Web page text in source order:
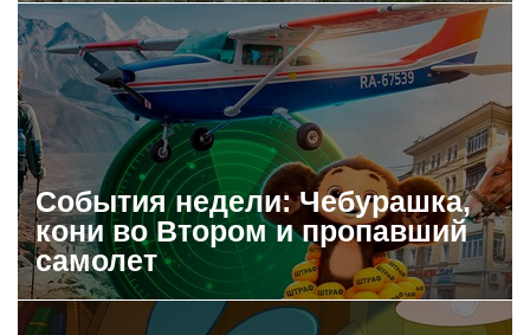
События недели: Чебурашка,
кони во Втором и пропавший
самолет